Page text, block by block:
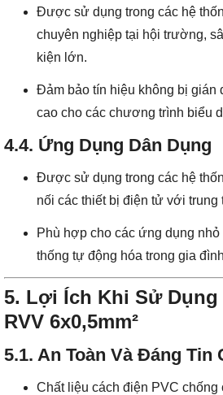
Được sử dụng trong các hệ
chuyên nghiệp tại hội trường,
kiện lớn.
Đảm bảo tín hiệu không bị gián
cao cho các chương trình biểu
4.4. Ứng Dụng Dân Dụng
Được sử dụng trong các hệ
nối các thiết bị điện tử với trung
Phù hợp cho các ứng dụng
thống tự động hóa trong gia
5. Lợi Ích Khi Sử Dụng
RVV 6x0,5mm²
5.1. An Toàn Và Đáng Tin
Chất liệu cách điện PVC chống